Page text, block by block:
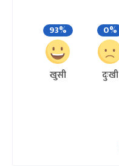
93%
खुसी
0%
दुःखी